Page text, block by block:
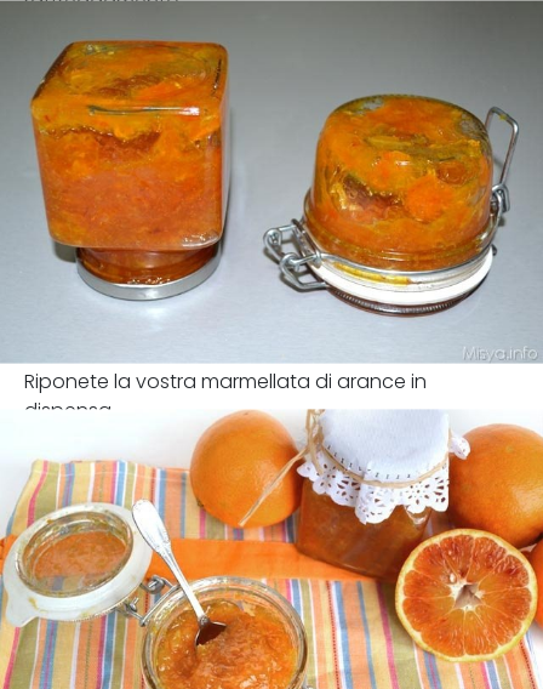
Riponete la vostra marmellata di arance in
dispensa.